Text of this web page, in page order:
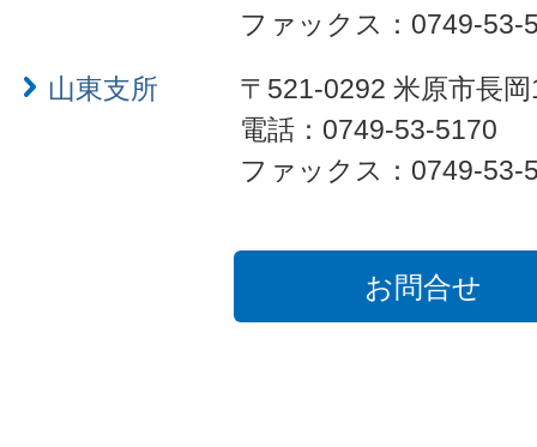
ファックス：0749-53-
山東支所
〒521-0292 米原市長
電話：0749-53-5170
ファックス：0749-53-
お問合せ